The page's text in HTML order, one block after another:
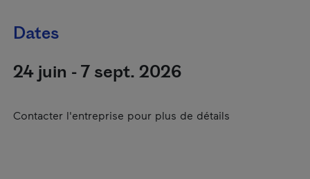
Dates
24 juin - 7 sept. 2026
Contacter l'entreprise pour plus de détails